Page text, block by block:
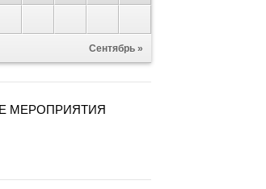
Сентябрь »
МЕРОПРИЯТИЯ